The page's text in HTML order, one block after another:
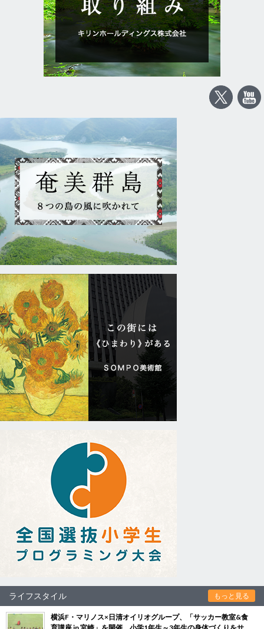
ライフスタイル もっと見る
横浜F・マリノス×日清オイリオグループ、「サッカー教室&食